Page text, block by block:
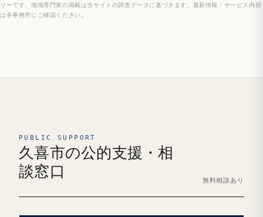
リーです。地域専門家の掲載は当サイトの調査データに基づきます。最新情報・サービス内容
は各事務所にご確認ください。
PUBLIC SUPPORT
久喜市の公的支援・相
談窓口
無料相談あり